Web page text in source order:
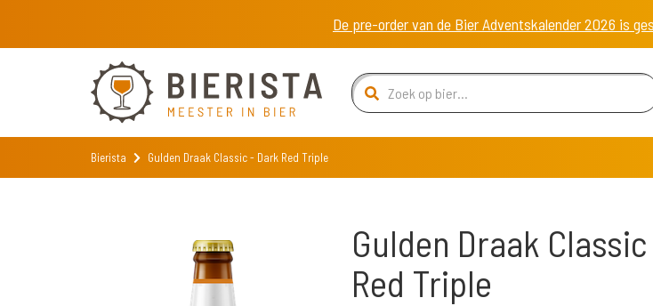
De pre-order van de Bier Adventskalender 2026 is
Bierista Gulden Draak Classic - Dark Red Triple
Gulden Draak
Red Triple